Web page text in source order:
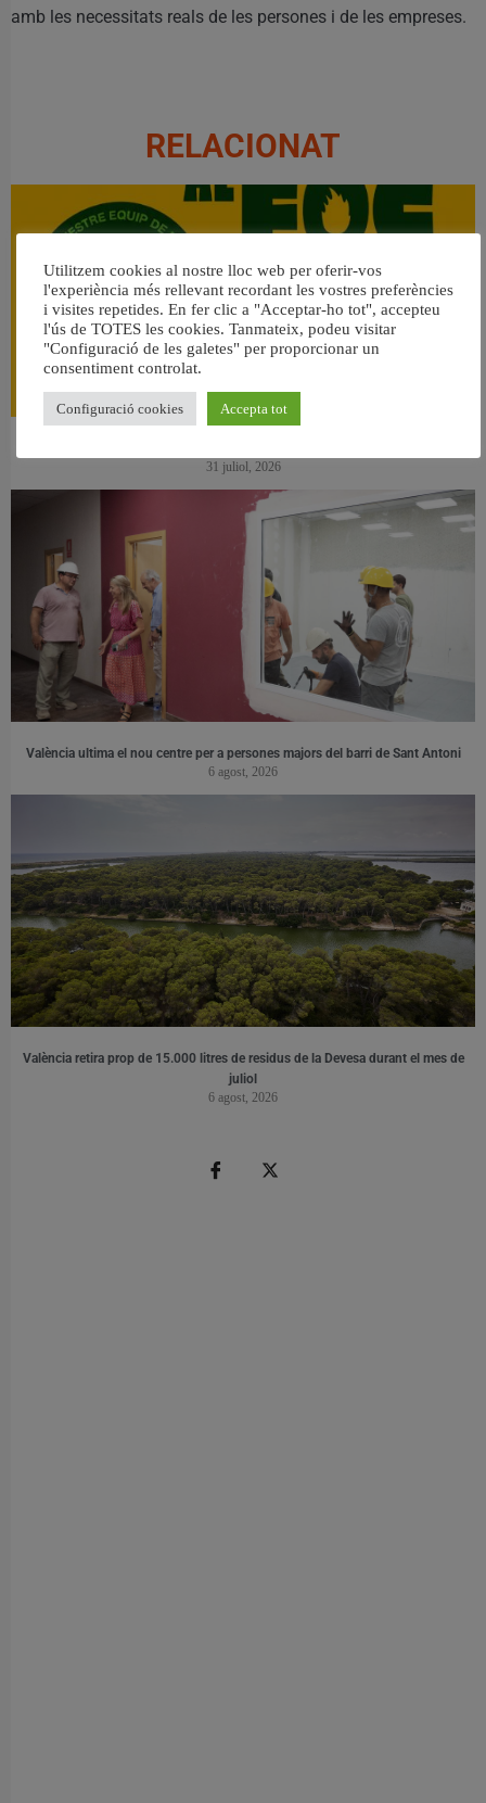
amb les necessitats reals de les persones i de les empreses.
RELACIONAT
31 juliol, 2026
València ultima el nou centre per a persones majors del barri de Sant Antoni
6 agost, 2026
València retira prop de 15.000 litres de residus de la Devesa durant el mes de
juliol
6 agost, 2026
Utilitzem cookies al nostre lloc web per oferir-vos
l'experiència més rellevant recordant les vostres preferències
i visites repetides. En fer clic a "Acceptar-ho tot", accepteu
l'ús de TOTES les cookies. Tanmateix, podeu visitar
"Configuració de les galetes" per proporcionar un
consentiment controlat.
Configuració cookies Accepta tot